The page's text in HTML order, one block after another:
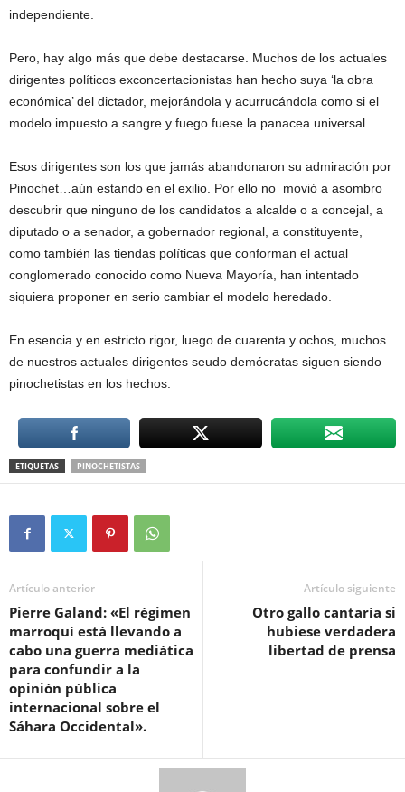
independiente.
Pero, hay algo más que debe destacarse. Muchos de los actuales
dirigentes políticos exconcertacionistas han hecho suya ‘la obra
económica’ del dictador, mejorándola y acurrucándola como si el
modelo impuesto a sangre y fuego fuese la panacea universal.
Esos dirigentes son los que jamás abandonaron su admiración por
Pinochet…aún estando en el exilio. Por ello no movió a asombro
descubrir que ninguno de los candidatos a alcalde o a concejal, a
diputado o a senador, a gobernador regional, a constituyente,
como también las tiendas políticas que conforman el actual
conglomerado conocido como Nueva Mayoría, han intentado
siquiera proponer en serio cambiar el modelo heredado.
En esencia y en estricto rigor, luego de cuarenta y ochos, muchos
de nuestros actuales dirigentes seudo demócratas siguen siendo
pinochetistas en los hechos.
ETIQUETAS PINOCHETISTAS
Artículo anterior
Pierre Galand: «El régimen
marroquí está llevando a
cabo una guerra mediática
para confundir a la
opinión pública
internacional sobre el
Sáhara Occidental».
Artículo siguiente
Otro gallo cantaría si
hubiese verdadera
libertad de prensa